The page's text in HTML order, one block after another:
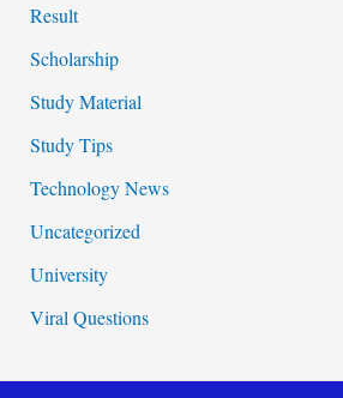
Result
Scholarship
Study Material
Study Tips
Technology News
Uncategorized
University
Viral Questions